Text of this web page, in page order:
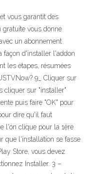
vous garantit des
gratuite vous donne
un abonnement
façon d'installer l'addon
les étapes, résumées
9_ Cliquer sur
cliquer sur "installer"
puis faire "OK" pour
dire qu'il faut
l'on clique pour la 1ère
que l'installation se fasse
Store, vous devez
Installer. 3 –